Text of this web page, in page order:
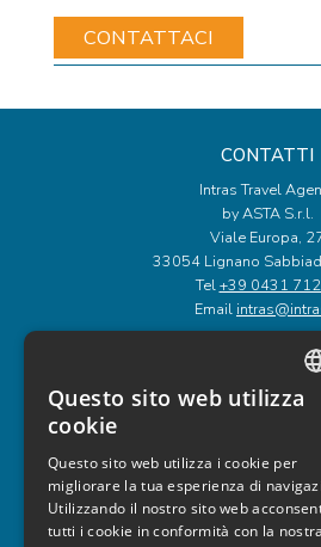
CONTATTI
Intras Travel
by ASTA S.r.l.
Viale Europa,
33054 Lignano
Tel+39 0431
Email
ORARI DI
Da Lunedì a Venerdì: 9:00 -
Sabato: 8:00 - 13:00 e
Domenica: 9:00 - 12:00 e
LINK UTILI
Questo sito web utilizza
cookie
Questo sito web utilizza i cookie per
migliorare la tua esperienza di
Utilizzando il nostro sito web
tutti i cookie in conformità con la nostra